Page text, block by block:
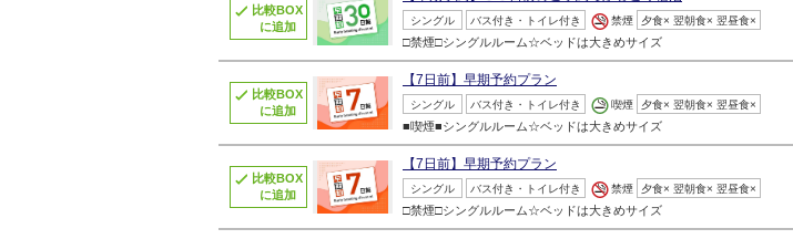
比較BOX
に追加
シングル バス付き・トイレ付き 禁煙 夕食× 翌朝食× 翌昼食×
□禁煙□シングルルーム☆ベッドは大きめサイズ
比較BOX
に追加
【7日前】早期予約プラン
シングル バス付き・トイレ付き 喫煙 夕食× 翌朝食× 翌昼食×
■喫煙■シングルルーム☆ベッドは大きめサイズ
比較BOX
に追加
【7日前】早期予約プラン
シングル バス付き・トイレ付き 禁煙 夕食× 翌朝食× 翌昼食×
□禁煙□シングルルーム☆ベッドは大きめサイズ